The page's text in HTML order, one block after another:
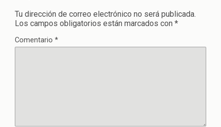
Tu dirección de correo electrónico no será publicada.
Los campos obligatorios están marcados con *
Comentario *